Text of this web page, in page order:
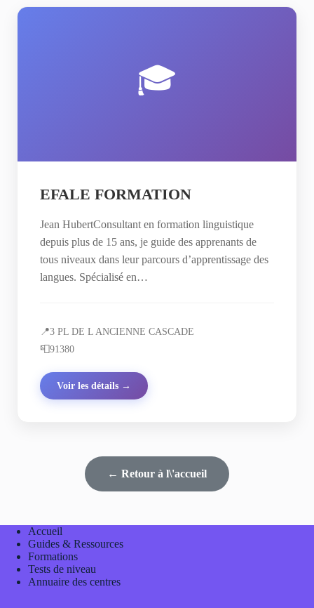
🎓
EFALE FORMATION
Jean HubertConsultant en formation linguistique
depuis plus de 15 ans, je guide des apprenants de
tous niveaux dans leur parcours d’apprentissage des
langues. Spécialisé en…
📍3 PL DE L ANCIENNE CASCADE
📮91380
Voir les détails →
← Retour à l\'accueil
Accueil
Guides & Ressources
Formations
Tests de niveau
Annuaire des centres